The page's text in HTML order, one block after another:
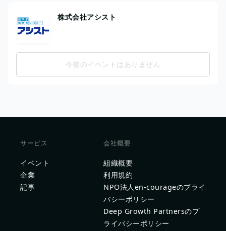
株式会社アシスト
今後のイベントはありません
サービス
イベント
企業
記事
会社概要
組織概要
利用規約
NPO法人en-courageのプライ
バシーポリシー
Deep Growth Partnersのプ
ライバシーポリシー